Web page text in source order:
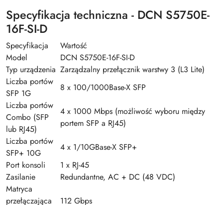
Specyfikacja techniczna - DCN S5750E-
16F-SI-D
Specyfikacja
Wartość
Model
DCN S5750E-16F-SI-D
Typ urządzenia Zarządzalny przełącznik warstwy 3 (L3 Lite)
Liczba portów
SFP 1G
8 x 100/1000Base-X SFP
Liczba portów
Combo (SFP
lub RJ45)
4 x 1000 Mbps (możliwość wyboru między
portem SFP a RJ45)
Liczba portów
SFP+ 10G
4 x 1/10GBase-X SFP+
Port konsoli
1 x RJ-45
Zasilanie
Redundantne, AC + DC (48 VDC)
Matryca
przełączająca
112 Gbps